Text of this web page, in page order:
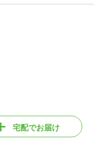
宅配でお届け